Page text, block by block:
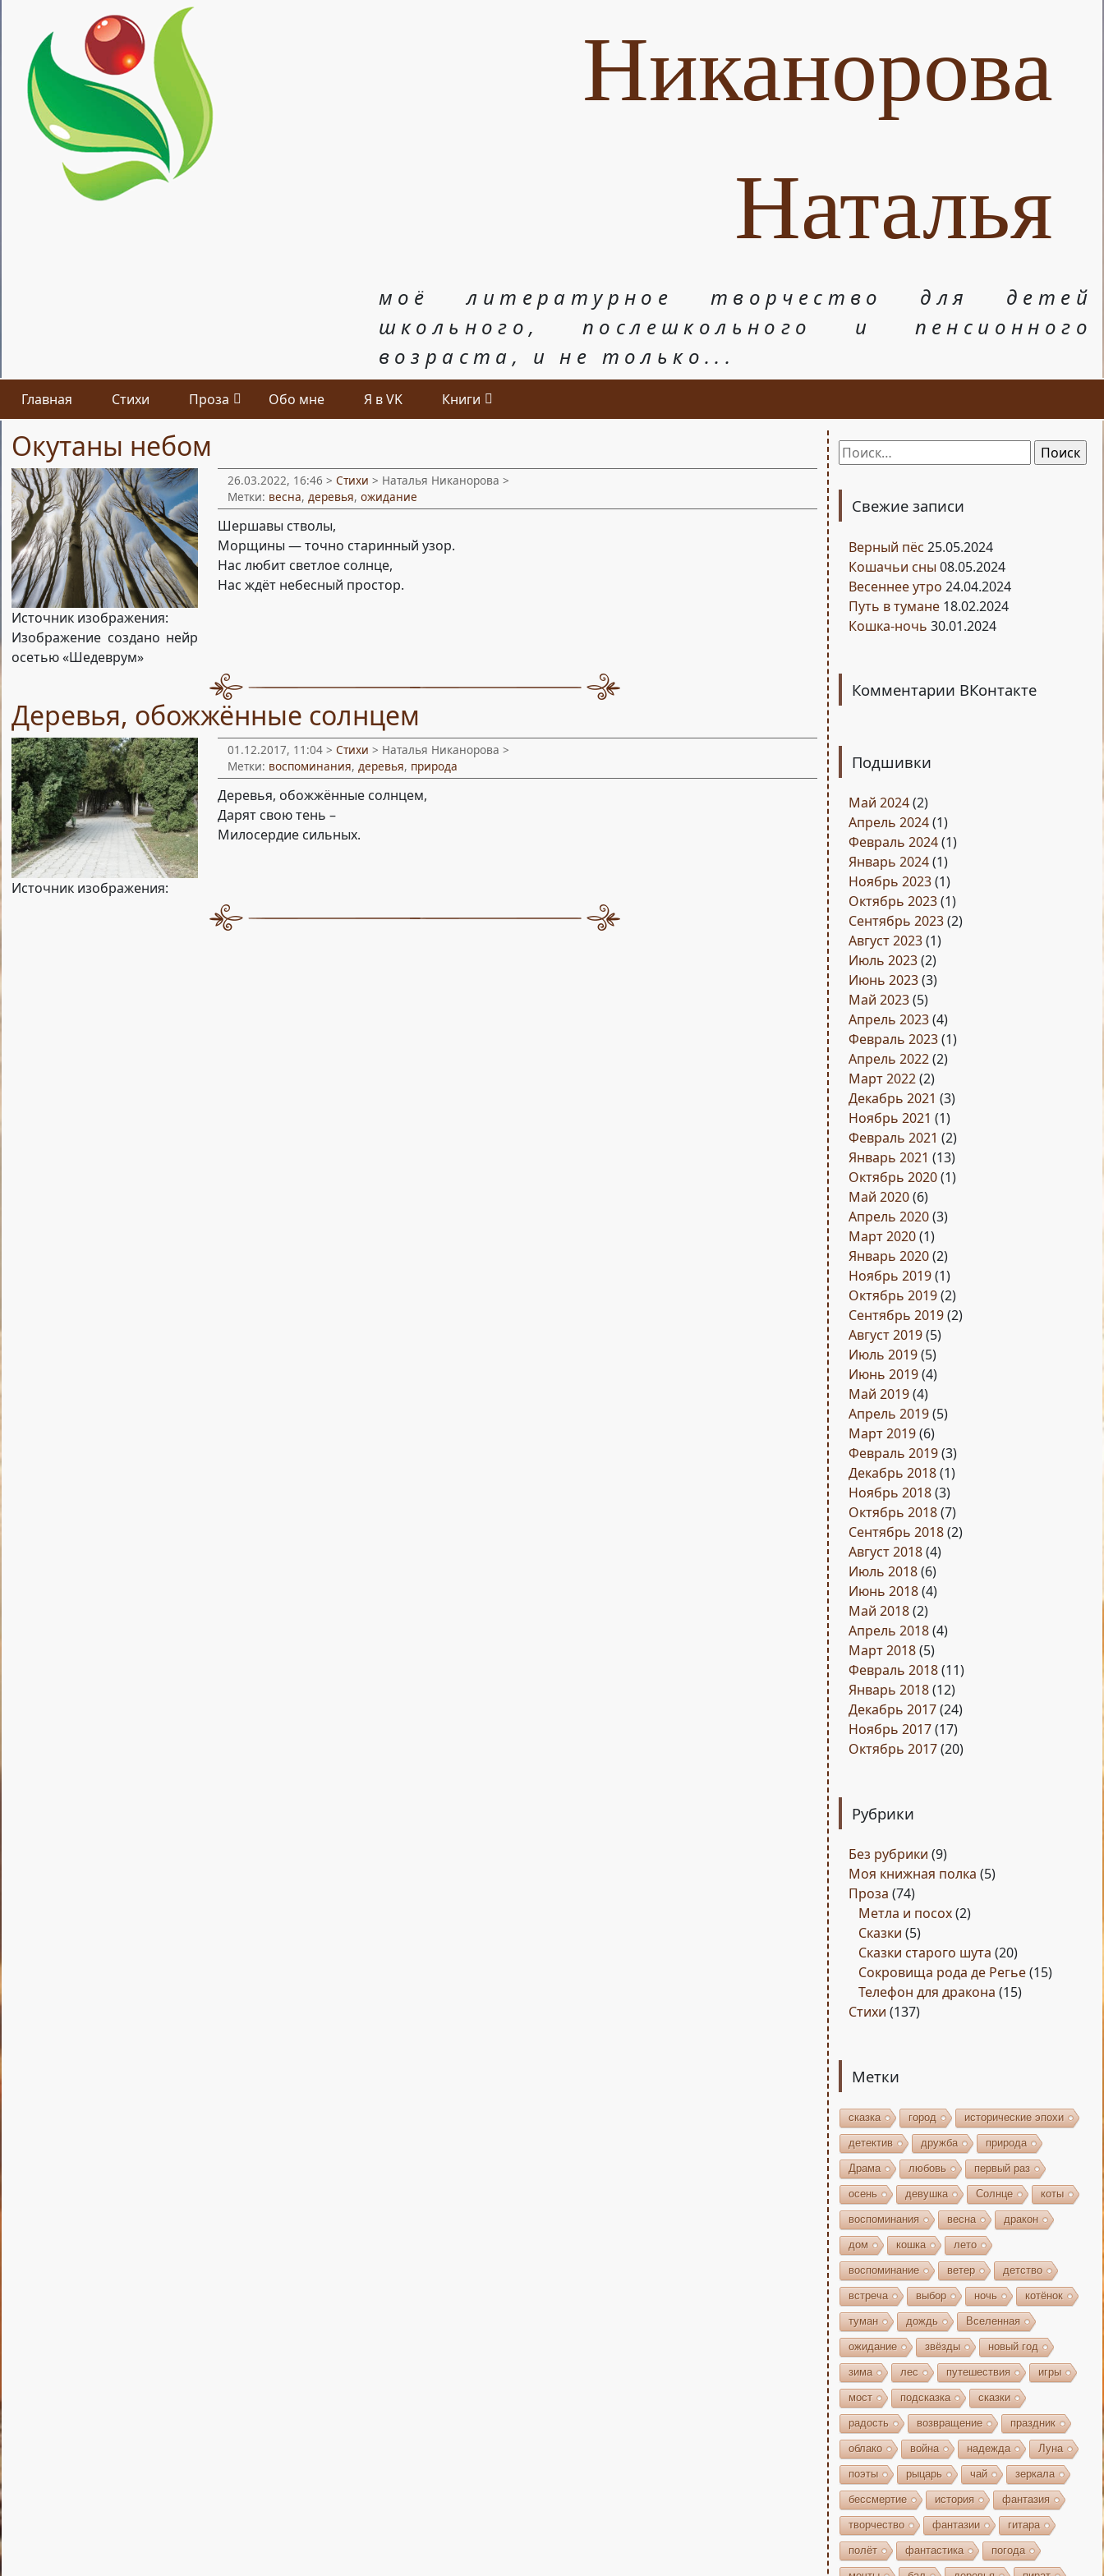
Никанорова
Наталья
моё литературное творчество для детей
школьного, послешкольного и пенсионного
возраста, и не только...
Главная Стихи Проза Обо мне Я в VK Книги
Окутаны небом
Источник изображения:
Изображение создано нейр
осетью «Шедеврум»
26.03.2022, 16:46 >Стихи > Наталья Никанорова >
Метки: весна,деревья,ожидание
Шершавы стволы,
Морщины — точно старинный узор.
Нас любит светлое солнце,
Нас ждёт небесный простор.
Деревья, обожжённые солнцем
Источник изображения:
01.12.2017, 11:04 >Стихи > Наталья Никанорова >
Метки: воспоминания,деревья, природа
Деревья, обожжённые солнцем,
Дарят свою тень –
Милосердие сильных.
Найти:
Свежие записи
Верный пёс 25.05.2024
Кошачьи сны 08.05.2024
Весеннее утро 24.04.2024
Путь в тумане 18.02.2024
Кошка-ночь 30.01.2024
Комментарии ВКонтакте
Подшивки
Май 2024(2)
Апрель 2024(1)
Февраль 2024(1)
Январь 2024(1)
Ноябрь 2023(1)
Октябрь 2023(1)
Сентябрь 2023(2)
Август 2023(1)
Июль 2023(2)
Июнь 2023(3)
Май 2023(5)
Апрель 2023(4)
Февраль 2023(1)
Апрель 2022(2)
Март 2022(2)
Декабрь 2021 (3)
Ноябрь 2021 (1)
Февраль 2021 (2)
Январь 2021 (13)
Октябрь 2020(1)
Май 2020(6)
Апрель 2020(3)
Март 2020(1)
Январь 2020(2)
Ноябрь 2019(1)
Октябрь 2019(2)
Сентябрь 2019(2)
Август 2019(5)
Июль 2019(5)
Июнь 2019(4)
Май 2019(4)
Апрель 2019(5)
Март 2019(6)
Февраль 2019(3)
Декабрь 2018(1)
Ноябрь 2018(3)
Октябрь 2018(7)
Сентябрь 2018(2)
Август 2018(4)
Июль 2018(6)
Июнь 2018(4)
Май 2018(2)
Апрель 2018(4)
Март 2018(5)
Февраль 2018(11)
Январь 2018(12)
Декабрь 2017(24)
Ноябрь 2017(17)
Октябрь 2017(20)
Рубрики
Без рубрики (9)
Моя книжная полка (5)
Проза (74)
Метла и посох(2)
Сказки (5)
Сказки старого шута (20)
Сокровища рода де Регье(15)
Телефон для дракона (15)
Стихи (137)
Метки
сказка город исторические эпохи
детектив дружба природа
Драма любовь первый раз
осень девушка Солнце коты
воспоминания весна дракон
дом кошка лето
воспоминание ветер детство
встреча выбор ночь котёнок
туман дождь Вселенная
ожидание звёзды новый год
зима лес путешествия игры
мост подсказка сказки
радость возвращение праздник
облако война надежда Луна
поэты рыцарь чай зеркала
бессмертие история фантазия
творчество фантазии гитара
полёт фантастика погода